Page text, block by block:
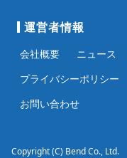
運営者情報
会社概要 ニュース
プライバシーポリシー
お問い合わせ